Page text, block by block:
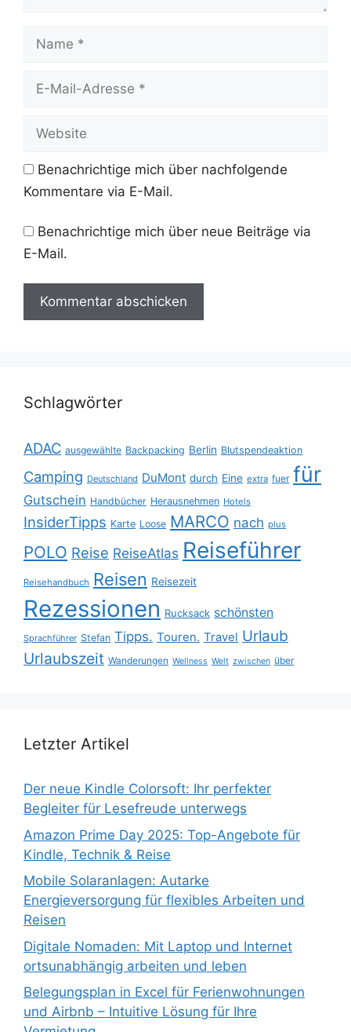
Name
Website
Benachrichtige mich über nachfolgende
Kommentare via E-Mail.
Benachrichtige mich über neue Beiträge via
E-Mail.
Schlagwörter
ADAC ausgewählte Backpacking Berlin Blutspendeaktion
Camping Deutschland DuMont durch Eine extra fuer für
Gutschein Handbücher Herausnehmen Hotels
InsiderTipps Karte Loose MARCO nach plus
POLO Reise ReiseAtlas Reiseführer
Reisehandbuch Reisen Reisezeit
Rezessionen Rucksack schönsten
Sprachführer Stefan Tipps. Touren. Travel Urlaub
Urlaubszeit Wanderungen Wellness Welt zwischen über
Letzter Artikel
Der neue Kindle Colorsoft: Ihr perfekter
Begleiter für Lesefreude unterwegs
Amazon Prime Day 2025: Top-Angebote für
Kindle, Technik & Reise
Mobile Solaranlagen: Autarke
Energieversorgung für flexibles Arbeiten und
Reisen
Digitale Nomaden: Mit Laptop und Internet
ortsunabhängig arbeiten und leben
Belegungsplan in Excel für Ferienwohnungen
und Airbnb – Intuitive Lösung für Ihre